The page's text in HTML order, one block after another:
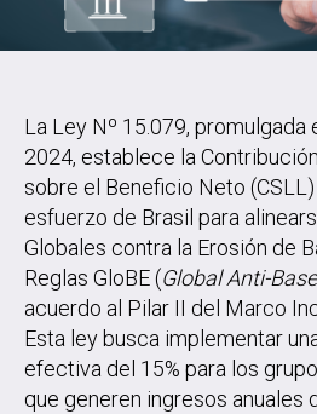
La Ley Nº 15.079,
2024, establece la
sobre el Beneficio Neto
esfuerzo de Brasil para
Globales contra la Erosión de
Reglas GloBE (Global Anti-
acuerdo al Pilar II del Marco
Esta ley busca implementar
efectiva del 15% para los
que generen ingresos anuales